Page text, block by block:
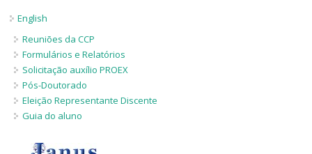
English
Reuniões da CCP
Formulários e Relatórios
Solicitação auxílio PROEX
Pós-Doutorado
Eleição Representante Discente
Guia do aluno